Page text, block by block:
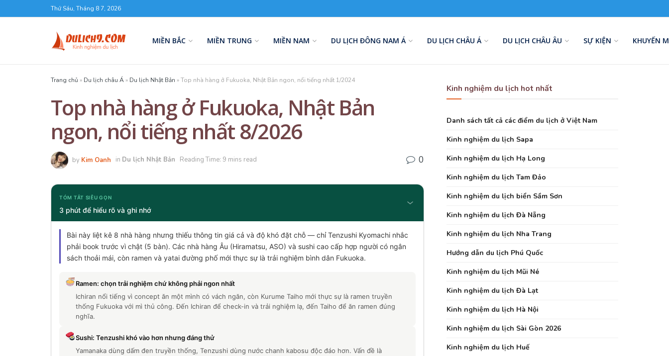
Thứ Sáu, Tháng 8 7, 2026
MIỀN BẮC MIỀN TRUNG MIỀN NAM DU LỊCH ĐÔNG NAM Á DU LỊCH CHÂU Á DU LỊCH CHÂU ÂU SỰ KIỆN KHUYẾN
Trang chủ » Du lịch châu Á » Du lịch Nhật Bản »Top nhà hàng ở Fukuoka, Nhật Bản ngon, nổi tiếng nhất 1/2024
Top nhà hàng ở Fukuoka, Nhật Bản
ngon, nổi tiếng nhất 8/2026
by Kim Oanh in Du lịch Nhật Bản Reading Time: 9 mins read 0
TÓM TẮT SIÊU GỌN
3 phút để hiểu rõ và ghi nhớ
Bài này liệt kê 8 nhà hàng nhưng thiếu thông tin giá cả và độ khó đặt chỗ — chỉ Tenzushi Kyomachi nhắc
phải book trước vì chật (5 bàn). Các nhà hàng Âu (Hiramatsu, ASO) và sushi cao cấp hợp người có ngân
sách thoải mái, còn ramen và yatai đường phố mới thực sự là trải nghiệm bình dân Fukuoka.
Ramen: chọn trải nghiệm chứ không phải ngon nhất
Ichiran nổi tiếng vì concept ăn một mình có vách ngăn, còn Kurume Taiho mới thực sự là ramen truyền
thống Fukuoka với mì thủ công. Đến Ichiran để check-in và trải nghiệm lạ, đến Taiho để ăn ramen đúng
nghĩa.
Sushi: Tenzushi khó vào hơn nhưng đáng thử
Yamanaka dùng dấm đen truyền thống, Tenzushi dùng nước chanh kabosu độc đáo hơn. Vấn đề là
Kinh nghiệm du lịch hot nhất
Danh sách tất cả các điểm du lịch ở Việt Nam
Kinh nghiệm du lịch Sapa
Kinh nghiệm du lịch Hạ Long
Kinh nghiệm du lịch Tam Đảo
Kinh nghiệm du lịch biển Sầm Sơn
Kinh nghiệm du lịch Đà Nẵng
Kinh nghiệm du lịch Nha Trang
Hướng dẫn du lịch Phú Quốc
Kinh nghiệm du lịch Mũi Né
Kinh nghiệm du lịch Đà Lạt
Kinh nghiệm du lịch Hà Nội
Kinh nghiệm du lịch Sài Gòn 2026
Kinh nghiệm du lịch Huế